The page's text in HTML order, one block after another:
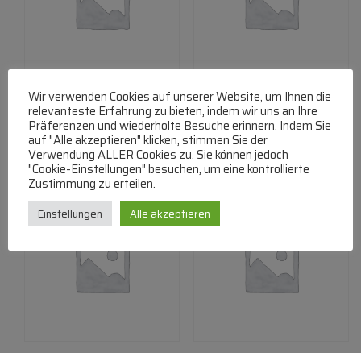
1900001781 Heizung
€57,90
1900009341 Taste
€28,80
Wir verwenden Cookies auf unserer Website, um Ihnen die
relevanteste Erfahrung zu bieten, indem wir uns an Ihre
Präferenzen und wiederholte Besuche erinnern. Indem Sie
auf "Alle akzeptieren" klicken, stimmen Sie der
Verwendung ALLER Cookies zu. Sie können jedoch
"Cookie-Einstellungen" besuchen, um eine kontrollierte
Zustimmung zu erteilen.
Einstellungen Alle akzeptieren